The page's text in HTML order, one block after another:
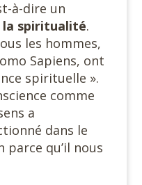
à-dire un
la spiritualité.
les hommes,
Sapiens, ont
spirituelle ».
comme
a
dans le
parce qu’il nous